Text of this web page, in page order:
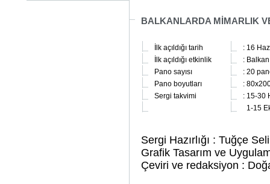
BALKANLARDA MİMARLIK
İlk açıldığı tarih
: 16
İlk açıldığı etkinlik
:
Pano sayısı
: 20
Pano boyutları
:
Sergi takvimi
: 15-30
1-15
Sergi Hazırlığı : Tuğçe
Grafik Tasarım ve
Çeviri ve redaksiyon :